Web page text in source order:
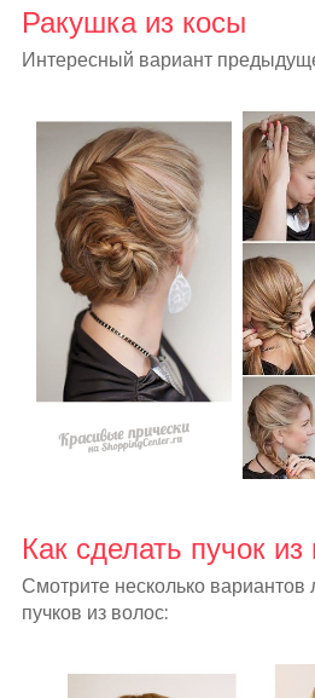
Ракушка из косы
Интересный вариант
Как сделать пучок из
Смотрите несколько вариантов
пучков из волос: